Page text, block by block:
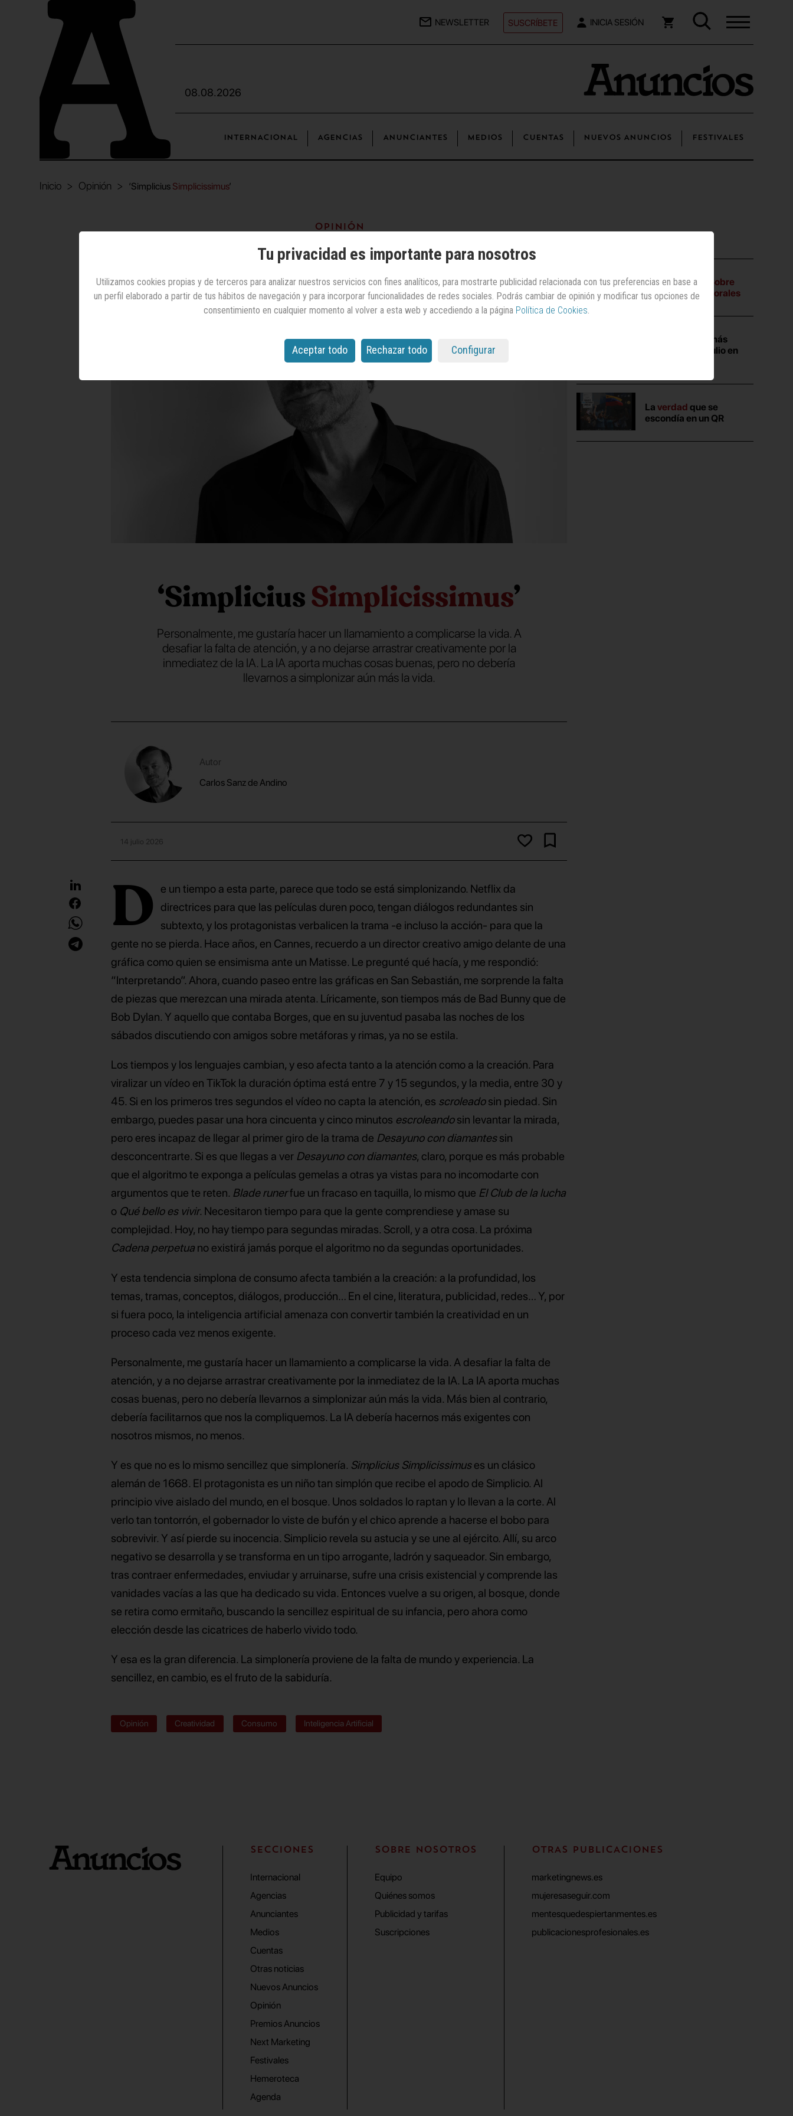
NEWSLETTER SUSCRÍBETE INICIA SESIÓN
08.08.2026
INTERNACIONAL AGENCIAS ANUNCIANTES MEDIOS CUENTAS NUEVOS ANUNCIOS FESTIVALES
Inicio Opinión ‘Simplicius Simplicissimus’
Opinión
‘SimpliciusSimplicissimus’
Personalmente, me gustaría hacer un llamamiento a complicarse la vida. A
desafiar la falta de atención, y a no dejarse arrastrar creativamente por la
inmediatez de la IA. La IA aporta muchas cosas buenas, pero no debería
llevarnos a simplonizar aún más la vida.
Autor
Carlos Sanz de Andino
14 julio 2026
D
e un tiempo a esta parte, parece que todo se está simplonizando. Netflix da
directrices para que las películas duren poco, tengan diálogos redundantes sin
subtexto, y los protagonistas verbalicen la trama -e incluso la acción- para que la
gente no se pierda. Hace años, en Cannes, recuerdo a un director creativo amigo delante de una
gráfica como quien se ensimisma ante un Matisse. Le pregunté qué hacía, y me respondió:
“Interpretando”. Ahora, cuando paseo entre las gráficas en San Sebastián, me sorprende la falta
de piezas que merezcan una mirada atenta. Líricamente, son tiempos más de Bad Bunny que de
Bob Dylan. Y aquello que contaba Borges, que en su juventud pasaba las noches de los
sábados discutiendo con amigos sobre metáforas y rimas, ya no se estila.
Los tiempos y los lenguajes cambian, y eso afecta tanto a la atención como a la creación. Para
viralizar un vídeo en TikTok la duración óptima está entre 7 y 15 segundos, y la media, entre 30 y
45. Si en los primeros tres segundos el vídeo no capta la atención, es scroleadosin piedad. Sin
embargo, puedes pasar una hora cincuenta y cinco minutos escroleandosin levantar la mirada,
pero eres incapaz de llegar al primer giro de la trama de Desayuno con diamantessin
desconcentrarte. Si es que llegas a ver Desayuno con diamantes, claro, porque es más probable
que el algoritmo te exponga a películas gemelas a otras ya vistas para no incomodarte con
argumentos que te reten. Blade runerfue un fracaso en taquilla, lo mismo que El Club de la lucha
o Qué bello es vivir. Necesitaron tiempo para que la gente comprendiese y amase su
complejidad. Hoy, no hay tiempo para segundas miradas. Scroll, y a otra cosa. La próxima
Cadena perpetua no existirá jamás porque el algoritmo no da segundas oportunidades.
Y esta tendencia simplona de consumo afecta también a la creación: a la profundidad, los
temas, tramas, conceptos, diálogos, producción… En el cine, literatura, publicidad, redes… Y, por
si fuera poco, la inteligencia artificial amenaza con convertir también la creatividad en un
proceso cada vez menos exigente.
Personalmente, me gustaría hacer un llamamiento a complicarse la vida. A desafiar la falta de
atención, y a no dejarse arrastrar creativamente por la inmediatez de la IA. La IA aporta muchas
cosas buenas, pero no debería llevarnos a simplonizar aún más la vida. Más bien al contrario,
debería facilitarnos que nos la compliquemos. La IA debería hacernos más exigentes con
nosotros mismos, no menos.
Y es que no es lo mismo sencillez que simplonería. Simplicius Simplicissimuses un clásico
alemán de 1668. El protagonista es un niño tan simplón que recibe el apodo de Simplicio. Al
principio vive aislado del mundo, en el bosque. Unos soldados lo raptan y lo llevan a la corte. Al
verlo tan tontorrón, el gobernador lo viste de bufón y el chico aprende a hacerse el bobo para
sobrevivir. Y así pierde su inocencia. Simplicio revela su astucia y se une al ejército. Allí, su arco
negativo se desarrolla y se transforma en un tipo arrogante, ladrón y saqueador. Sin embargo,
tras contraer enfermedades, enviudar y arruinarse, sufre una crisis existencial y comprende las
vanidades vacías a las que ha dedicado su vida. Entonces vuelve a su origen, al bosque, donde
se retira como ermitaño, buscando la sencillez espiritual de su infancia, pero ahora como
elección desde las cicatrices de haberlo vivido todo.
Y esa es la gran diferencia. La simplonería proviene de la falta de mundo y experiencia. La
sencillez, en cambio, es el fruto de la sabiduría.
Opinión Creatividad Consumo Inteligencia Artificial
A tres bandas:
Sobre
campañas electorales
Las campañas más
vistas durante julio en
La verdad que se
escondía en un QR
Tu privacidad es importante para nosotros
Utilizamos cookies propias y de terceros para analizar nuestros servicios con fines analíticos, para mostrarte publicidad relacionada con tus preferencias en base a
un perfil elaborado a partir de tus hábitos de navegación y para incorporar funcionalidades de redes sociales. Podrás cambiar de opinión y modificar tus opciones de
consentimiento en cualquier momento al volver a esta web y accediendo a la página Política de Cookies.
Aceptar todo Rechazar todo Configurar
SECCIONES
Internacional
Agencias
Anunciantes
Medios
Cuentas
Otras noticias
Nuevos Anuncios
Opinión
Premios Anuncios
Next Marketing
Festivales
Hemeroteca
Agenda
SOBRE NOSOTROS
Equipo
Quiénes somos
Publicidad y tarifas
Suscripciones
OTRAS PUBLICACIONES
marketingnews.es
mujeresaseguir.com
mentesquedespiertanmentes.es
publicacionesprofesionales.es